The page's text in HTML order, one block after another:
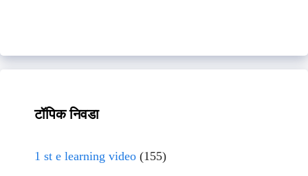
टॉपिक निवडा
1 st e learning video (155)